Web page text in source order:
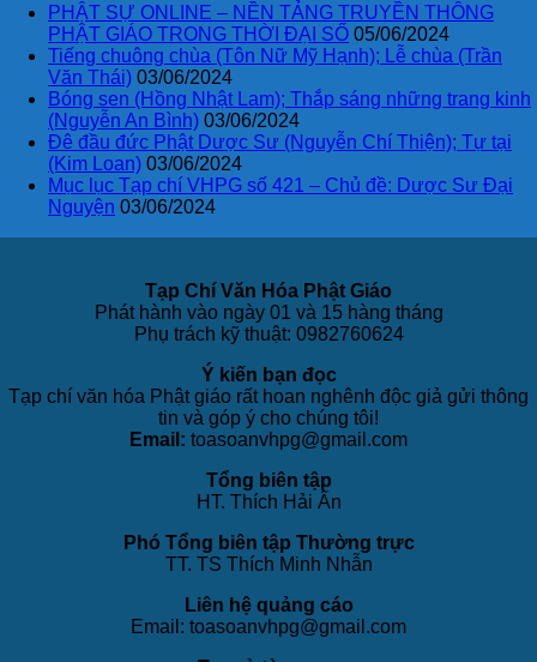
PHẬT SỰ ONLINE – NỀN TẢNG TRUYỀN THÔNG
PHẬT GIÁO TRONG THỜI ĐẠI SỐ 05/06/2024
Tiếng chuông chùa (Tôn Nữ Mỹ Hạnh); Lễ chùa (Trần
Văn Thái) 03/06/2024
Bóng sen (Hồng Nhật Lam); Thắp sáng những trang kinh
(Nguyễn An Bình) 03/06/2024
Đê đầu đức Phật Dược Sư (Nguyễn Chí Thiện); Tự tại
(Kim Loan) 03/06/2024
Mục lục Tạp chí VHPG số 421 – Chủ đề: Dược Sư Đại
Nguyện 03/06/2024
Tạp Chí Văn Hóa Phật Giáo
Phát hành vào ngày 01 và 15 hàng tháng
Phụ trách kỹ thuật: 0982760624
Ý kiến bạn đọc
Tạp chí văn hóa Phật giáo rất hoan nghênh độc giả gửi thông
tin và góp ý cho chúng tôi!
Email: toasoanvhpg@gmail.com
Tổng biên tập
HT. Thích Hải Ấn
Phó Tổng biên tập Thường trực
TT. TS Thích Minh Nhẫn
Liên hệ quảng cáo
Email: toasoanvhpg@gmail.com